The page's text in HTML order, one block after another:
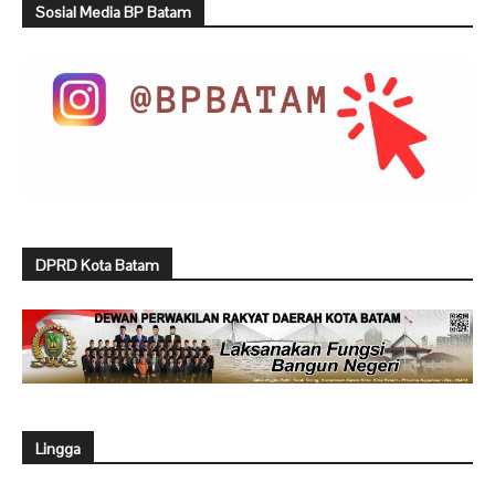
Sosial Media BP Batam
DPRD Kota Batam
Lingga